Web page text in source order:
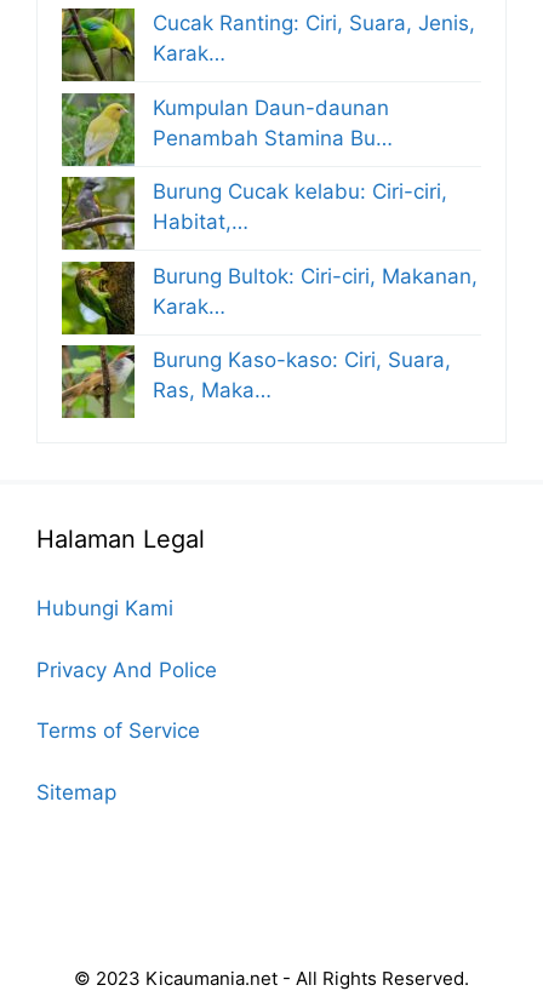
Cucak Ranting: Ciri, Suara, Jenis,
Karak…
Kumpulan Daun-daunan
Penambah Stamina Bu…
Burung Cucak kelabu: Ciri-ciri,
Habitat,…
Burung Bultok: Ciri-ciri, Makanan,
Karak…
Burung Kaso-kaso: Ciri, Suara,
Ras, Maka…
Halaman Legal
Hubungi Kami
Privacy And Police
Terms of Service
Sitemap
© 2023 Kicaumania.net - All Rights Reserved.